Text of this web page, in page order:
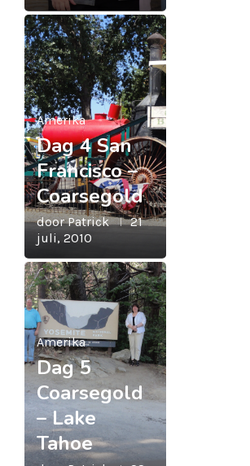
Amerika
Dag 4 San
Francisco –
Coarsegold
doorPatrick
21
juli, 2010
Amerika
Dag 5
Coarsegold
– Lake
Tahoe